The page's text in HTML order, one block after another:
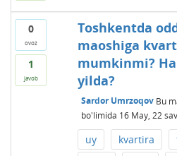
0
ovoz
1
javob
Toshkentda
maoshiga
mumkinmi?
yilda?
Sardor Umrzoqov Bu
bo'limida 16 May, 22
uy kvartira